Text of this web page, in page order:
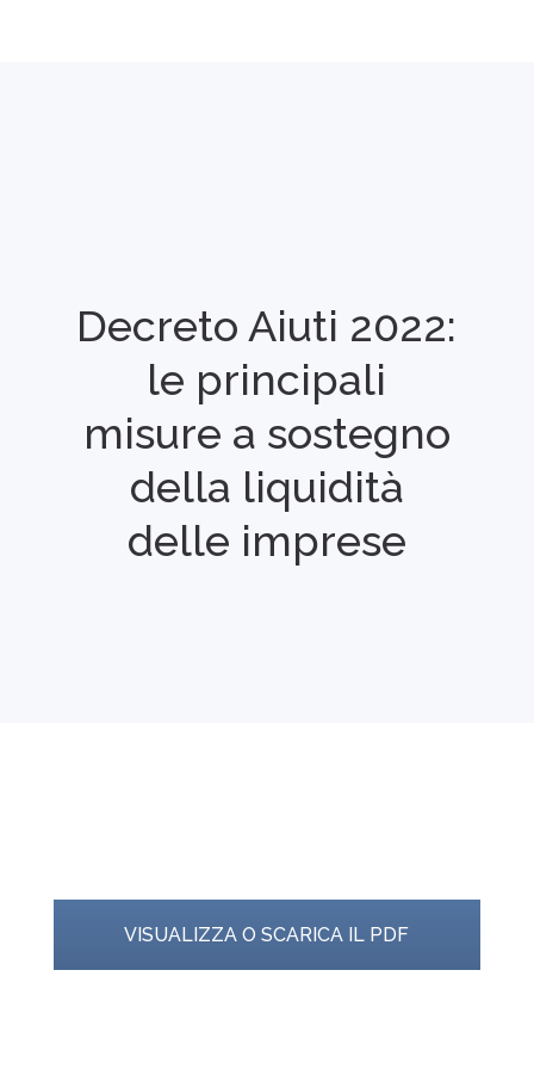
Decreto Aiuti 2022:
le principali
misure a sostegno
della liquidità
delle imprese
VISUALIZZA O SCARICA IL PDF